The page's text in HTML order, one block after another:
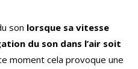
son lorsque sa vitesse
du son dans l’air soit
moment cela provoque une